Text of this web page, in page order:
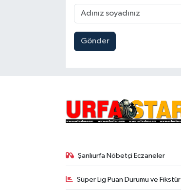
Gönder
Şanlıurfa Nöbetçi Eczaneler
Süper Lig Puan Durumu ve Fikstür